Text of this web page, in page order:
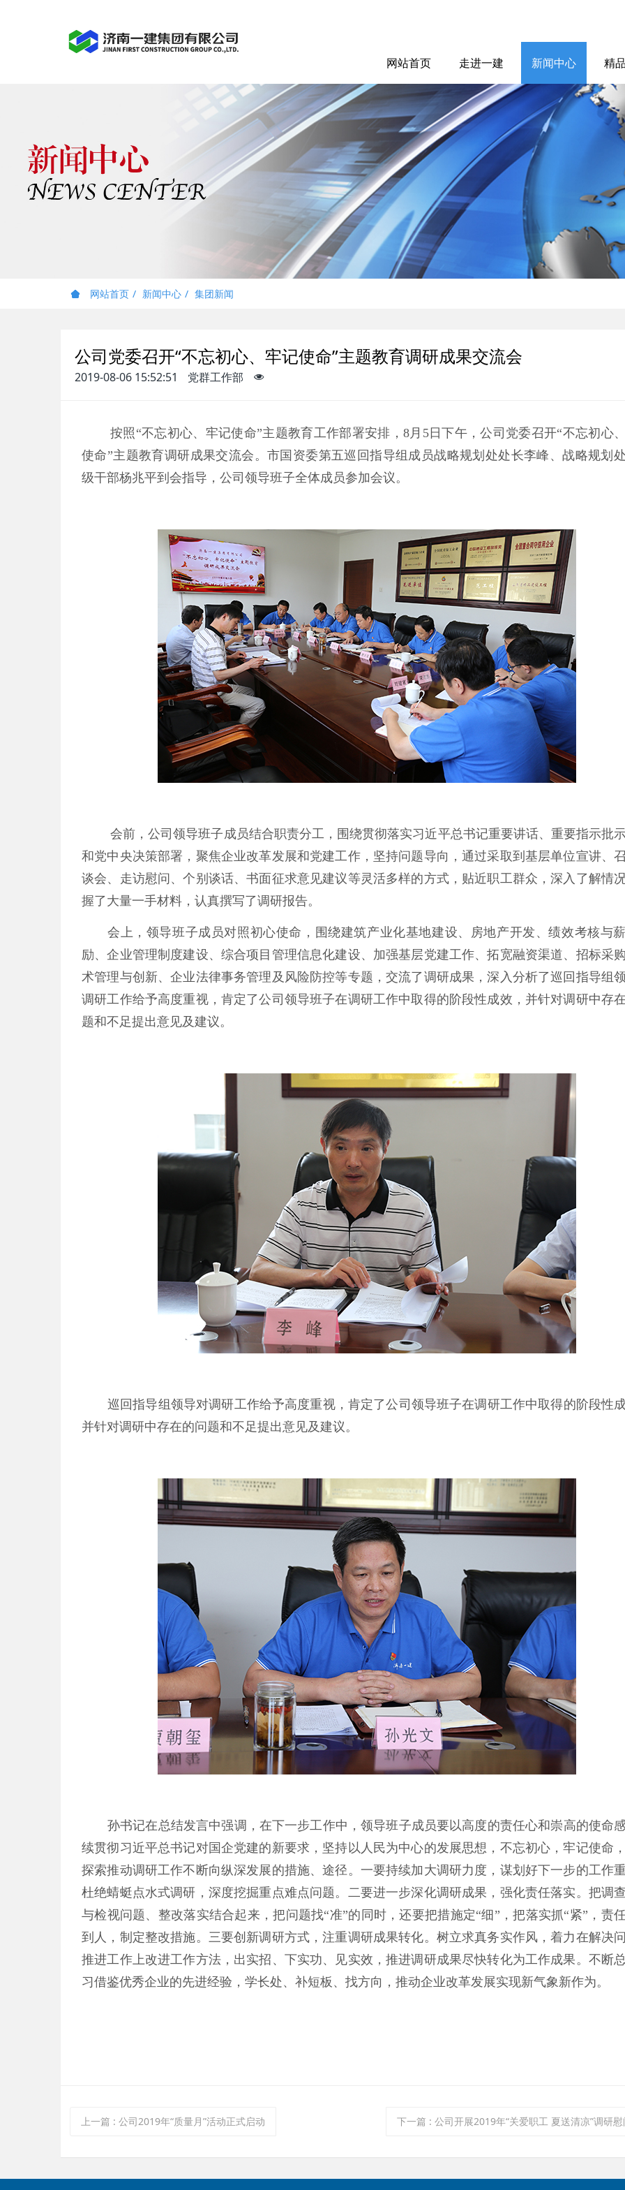
网站首页 走进一建 新闻中心 精
网站首页 新闻中心 集团新闻
公司党委召开“不忘初心、牢记使命”主题教育调研成果交流会
2019-08-06 15:52:51 党群工作部
按照“不忘初心、牢记使命”主题教育工作部署安排，8月5日下午，公司党委召开“不忘初心
使命”主题教育调研成果交流会。市国资委第五巡回指导组成员战略规划处处长李峰、战略规划
级干部杨兆平到会指导，公司领导班子全体成员参加会议。
会前，公司领导班子成员结合职责分工，围绕贯彻落实习近平总书记重要讲话、重要指示批
和党中央决策部署，聚焦企业改革发展和党建工作，坚持问题导向，通过采取到基层单位宣讲、
谈会、走访慰问、个别谈话、书面征求意见建议等灵活多样的方式，贴近职工群众，深入了解情
握了大量一手材料，认真撰写了调研报告。
会上，领导班子成员对照初心使命，围绕建筑产业化基地建设、房地产开发、绩效考核与
励、企业管理制度建设、综合项目管理信息化建设、加强基层党建工作、拓宽融资渠道、招标采
术管理与创新、企业法律事务管理及风险防控等专题，交流了调研成果，深入分析了巡回指导组
调研工作给予高度重视，肯定了公司领导班子在调研工作中取得的阶段性成效，并针对调研中存
题和不足提出意见及建议。
巡回指导组领导对调研工作给予高度重视，肯定了公司领导班子在调研工作中取得的阶段性
并针对调研中存在的问题和不足提出意见及建议。
孙书记在总结发言中强调，在下一步工作中，领导班子成员要以高度的责任心和崇高的使命
续贯彻习近平总书记对国企党建的新要求，坚持以人民为中心的发展思想，不忘初心，牢记使命
探索推动调研工作不断向纵深发展的措施、途径。一要持续加大调研力度，谋划好下一步的工作
杜绝蜻蜓点水式调研，深度挖掘重点难点问题。二要进一步深化调研成果，强化责任落实。把调
与检视问题、整改落实结合起来，把问题找“准”的同时，还要把措施定“细”，把落实抓“紧”，责
到人，制定整改措施。三要创新调研方式，注重调研成果转化。树立求真务实作风，着力在解决
推进工作上改进工作方法，出实招、下实功、见实效，推进调研成果尽快转化为工作成果。不断
习借鉴优秀企业的先进经验，学长处、补短板、找方向，推动企业改革发展实现新气象新作为。
上一篇 :公司2019年“质量月”活动正式启动 下一篇 :公司开展2019年“关爱职工 夏送清凉”调研